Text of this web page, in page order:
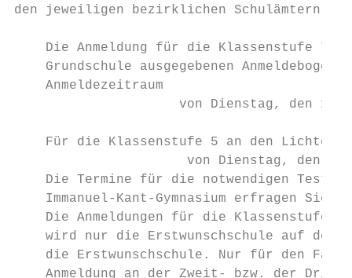
den jeweiligen bezirklichen Schulämtern
Die Anmeldung für die Klassenstufe 7
Grundschule ausgegebenen
    Anmeldezeitraum
von Dienstag, den
Für die Klassenstufe 5 an den
von Dienstag, den
Die Termine für die notwendigen
Immanuel-Kant-Gymnasium erfragen Sie
Die Anmeldungen für die Klassenstufe
wird nur die Erstwunschschule auf dem
die Erstwunschschule. Nur für den
Anmeldung an der Zweit- bzw. der